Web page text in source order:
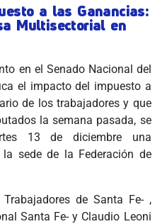
a las Ganancias:
Multisectorial en
en el Senado Nacional del
el impacto del impuesto a
de los trabajadores y que
la semana pasada, se
13 de diciembre una
sede de la Federación de
de Santa Fe- ,
Santa Fe- y Claudio Leoni